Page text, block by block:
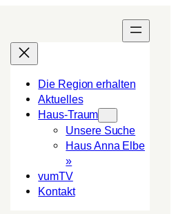
Die Region erhalten
Aktuelles
Haus-Traum
Unsere Suche
Haus Anna Elbe
»
vumTV
Kon­takt